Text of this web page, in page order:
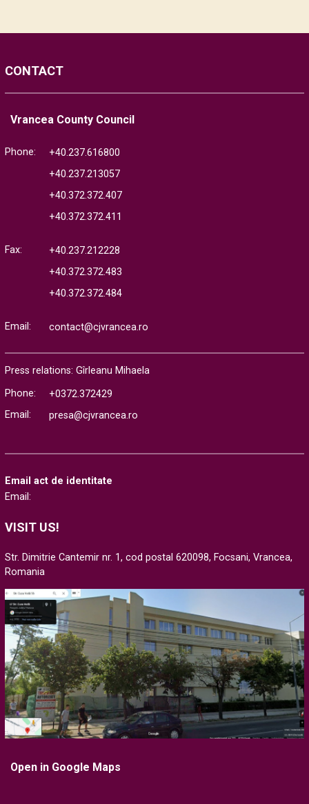
CONTACT
Vrancea County Council
Phone:
+40.237.616800
+40.237.213057
+40.372.372.407
+40.372.372.411
Fax:
+40.237.212228
+40.372.372.483
+40.372.372.484
Email: contact@cjvrancea.ro
Press relations: Gîrleanu Mihaela
Phone:
+0372.372429
Email:
presa@cjvrancea.ro
Email act de identitate
Email:
VISIT US!
Str. Dimitrie Cantemir nr. 1, cod postal 620098, Focsani, Vrancea,
Romania
Open in Google Maps